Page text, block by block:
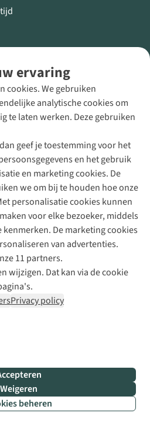
ervaring
cookies. We gebruiken
analytische cookies om
te laten werken. Deze gebruiken
geef je toestemming voor het
en het gebruik
en marketing cookies. De
we om bij te houden hoe onze
personalisatie cookies kunnen
voor elke bezoeker, middels
kenmerken. De marketing cookies
van advertenties.
11 partners.
wijzigen. Dat kan via de cookie
Privacy policy
Weigeren
beheren
Bever
B.V.